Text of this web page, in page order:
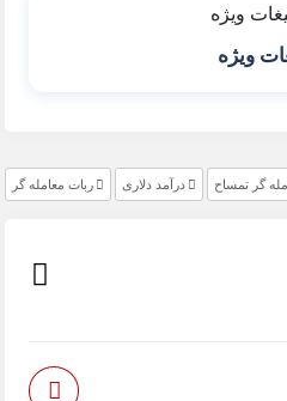
ویژه
گر تمساح درآمد دلاری ربات معامله گر